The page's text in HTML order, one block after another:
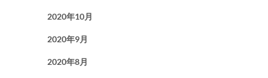
2020年10月
2020年9月
2020年8月